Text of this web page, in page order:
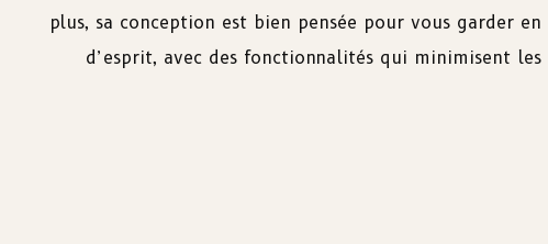
plus, sa conception est bien pensée pour vous garder en
d’esprit, avec des fonctionnalités qui minimisent les